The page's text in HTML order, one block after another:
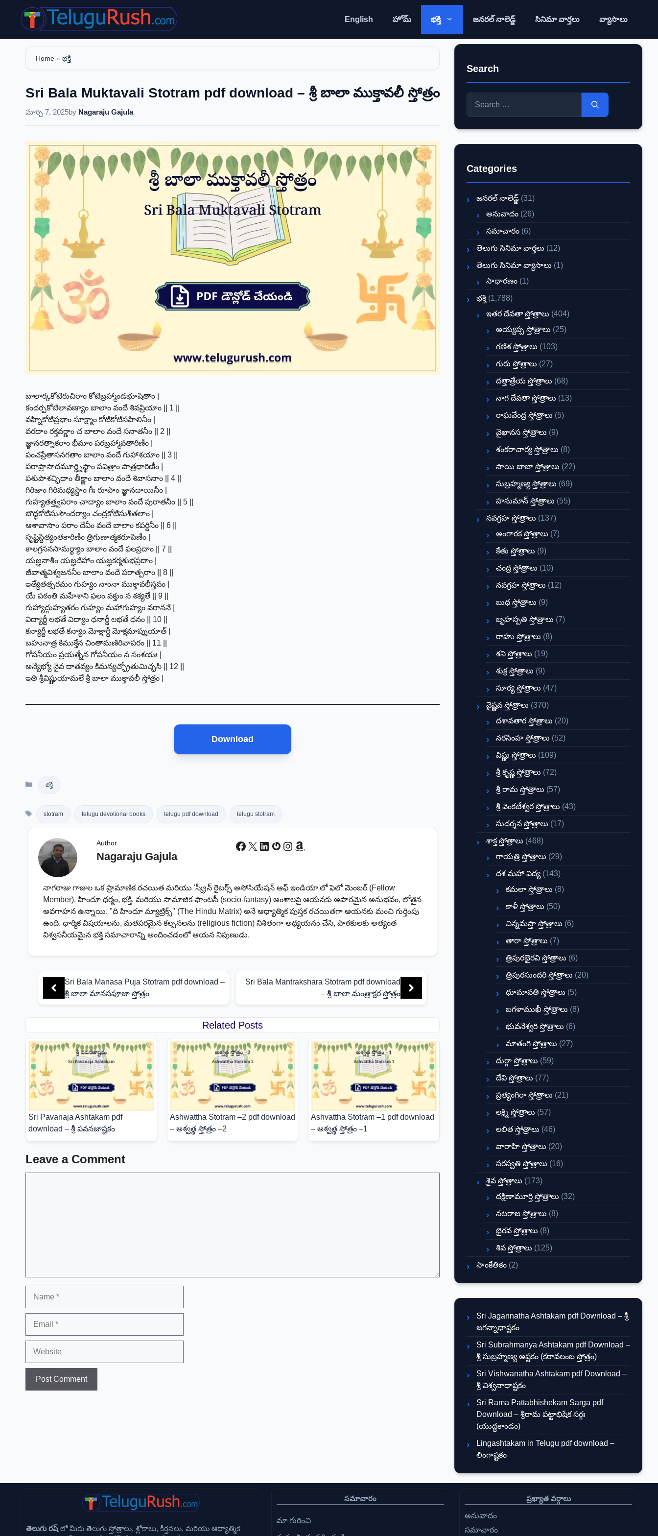
content
English హోమ్ భక్తి జనరల్ నాలెడ్జ్ సినిమా వార్తలు వ్యాసాలు
Home » భక్తి
Sri Bala Muktavali Stotram pdf download – శ్రీ బాలా ముక్తావలీ స్తోత్రం
మార్చి 7, 2025by Nagaraju Gajula
బాలార్కకోటిరుచిరాం కోటిబ్రహ్మాండభూషితాం |
కందర్పకోటిలావణ్యాం బాలాం వందే శివప్రియాం || 1 ||
వహ్నికోటిప్రభాం సూక్ష్మాం కోటికోటిసహేలినీం |
వరదాం రక్తవర్ణాం చ బాలాం వందే సనాతనీం || 2 ||
జ్ఞానరత్నాకరాం భీమాం పరబ్రహ్మావతారిణీం |
పంచప్రేతాసనగతాం బాలాం వందే గుహాశయాం || 3 ||
పరాప్రాసాదమూర్ధ్నిస్థాం పవిత్రాం పాత్రధారిణీం |
పశుపాశచ్ఛిదాం తీక్ష్ణాం బాలాం వందే శివాసనాం || 4 ||
గిరిజాం గిరిమధ్యస్థాం గీః రూపాం జ్ఞానదాయినీం |
గుహ్యతత్త్వపరాం చాద్యాం బాలాం వందే పురాతనీం || 5 ||
బౌద్ధకోటిసుసౌందర్యాం చంద్రకోటిసుశీతలాం |
ఆశావాసాం పరాం దేవీం వందే బాలాం కపర్దినీం || 6 ||
సృష్టిస్థిత్యంతకారిణీం త్రిగుణాత్మకరూపిణీం |
కాలగ్రసనసామర్థ్యాం బాలాం వందే ఫలప్రదాం || 7 ||
యజ్ఞనాశీం యజ్ఞదేహాం యజ్ఞకర్మశుభప్రదాం |
జీవాత్మవిశ్వజననీం బాలాం వందే పరాత్పరాం || 8 ||
ఇత్యేతత్పరమం గుహ్యం నాంనా ముక్తావలీస్తవం |
యే పఠంతి మహేశాని ఫలం వక్తుం న శక్యతే || 9 ||
గుహ్యాద్గుహ్యతరం గుహ్యం మహాగుహ్యం వరాననే |
విద్యార్థీ లభతే విద్యాం ధనార్థీ లభతే ధనం || 10 ||
కన్యార్థీ లభతే కన్యాం మోక్షార్థీ మోక్షమాప్నుయాత్ |
బహునాత్ర కిముక్తేన చింతామణిరివాపరం || 11 ||
గోపనీయం ప్రయత్నేన గోపనీయం న సంశయః |
అన్యేభ్యో నైవ దాతవ్యం కిమన్యచ్ఛ్రోతుమిచ్ఛసి || 12 ||
ఇతి శ్రీవిష్ణుయామలే శ్రీ బాలా ముక్తావలీ స్తోత్రం |
Download
భక్తి
stotram telugu devotional books telugu pdf download telugu stotram
Author
Nagaraju Gajula
Facebook
X LinkedIn
Gravatar
Instagram
Amazon
నాగరాజు గాజుల ఒక ప్రామాణిక రచయిత మరియు 'స్క్రీన్ రైటర్స్ అసోసియేషన్ ఆఫ్ ఇండియా'లో ఫెలో మెంబర్ (Fellow
Member). హిందూ ధర్మం, భక్తి, మరియు సామాజిక-ఫాంటసీ (socio-fantasy) అంశాలపై ఆయనకు అపారమైన అనుభవం, లోతైన
అవగాహన ఉన్నాయి. "ది హిందూ మ్యాట్రిక్స్" (The Hindu Matrix) అనే ఆధ్యాత్మిక పుస్తక రచయితగా ఆయనకు మంచి గుర్తింపు
ఉంది. ధార్మిక విషయాలను, మతపరమైన కల్పనలను (religious fiction) నిశితంగా అధ్యయనం చేసి, పాఠకులకు అత్యంత
విశ్వసనీయమైన భక్తి సమాచారాన్ని అందించడంలో ఆయన నిపుణుడు.
Sri Bala Manasa Puja Stotram pdf download –
శ్రీ బాలా మానసపూజా స్తోత్రం
Sri Bala Mantrakshara Stotram pdf download
– శ్రీ బాలా మంత్రాక్షర స్తోత్రం
Related Posts
Sri Pavanaja Ashtakam pdf
download – శ్రీ పవనజాష్టకం
Ashwattha Stotram –2 pdf download
– అశ్వత్థ స్తోత్రం –2
Ashvattha Stotram –1 pdf download
– అశ్వత్థ స్తోత్రం –1
Leave a Comment
Search
Search
for:
Categories
జనరల్ నాలెడ్జ్ (31)
అనువాదం (26)
సమాచారం (6)
తెలుగు సినిమా వార్తలు (12)
తెలుగు సినిమా వ్యాసాలు (1)
సాధారణం (1)
భక్తి (1,788)
ఇతర దేవతా స్తోత్రాలు (404)
అయ్యప్ప స్తోత్రాలు (25)
గణేశ స్తోత్రాలు (103)
గురు స్తోత్రాలు (27)
దత్తాత్రేయ స్తోత్రాలు (68)
నాగ దేవతా స్తోత్రాలు (13)
రాఘవేంద్ర స్తోత్రాలు (5)
వైఖానస స్తోత్రాలు (9)
శంకరాచార్య స్తోత్రాలు (8)
సాయి బాబా స్తోత్రాలు (22)
సుబ్రహ్మణ్య స్తోత్రాలు (69)
హనుమాన్ స్తోత్రాలు (55)
నవగ్రహ స్తోత్రాలు (137)
అంగారక స్తోత్రాలు (7)
కేతు స్తోత్రాలు (9)
చంద్ర స్తోత్రాలు (10)
నవగ్రహ స్తోత్రాలు (12)
బుధ స్తోత్రాలు (9)
బృహస్పతి స్తోత్రాలు (7)
రాహు స్తోత్రాలు (8)
శని స్తోత్రాలు (19)
శుక్ర స్తోత్రాలు (9)
సూర్య స్తోత్రాలు (47)
వైష్ణవ స్తోత్రాలు (370)
దశావతార స్తోత్రాలు (20)
నరసింహ స్తోత్రాలు (52)
విష్ణు స్తోత్రాలు (109)
శ్రీ కృష్ణ స్తోత్రాలు (72)
శ్రీ రామ స్తోత్రాలు (57)
శ్రీ వెంకటేశ్వర స్తోత్రాలు (43)
సుదర్శన స్తోత్రాలు (17)
శాక్త స్తోత్రాలు (468)
గాయత్రి స్తోత్రాలు (29)
దశ మహా విద్య (143)
కమలా స్తోత్రాలు (8)
కాళీ స్తోత్రాలు (50)
చిన్నమస్తా స్తోత్రాలు (6)
తారా స్తోత్రాలు (7)
త్రిపురభైరవి స్తోత్రాలు (6)
త్రిపురసుందరి స్తోత్రాలు (20)
ధూమావతి స్తోత్రాలు (5)
బగళాముఖీ స్తోత్రాలు (8)
భువనేశ్వరి స్తోత్రాలు (6)
మాతంగి స్తోత్రాలు (27)
దుర్గా స్తోత్రాలు (59)
దేవి స్తోత్రాలు (77)
ప్రత్యంగిరా స్తోత్రాలు (21)
లక్ష్మి స్తోత్రాలు (57)
లలిత స్తోత్రాలు (46)
వారాహి స్తోత్రాలు (20)
సరస్వతి స్తోత్రాలు (16)
శైవ స్తోత్రాలు (173)
దక్షిణామూర్తి స్తోత్రాలు (32)
నటరాజ స్తోత్రాలు (8)
భైరవ స్తోత్రాలు (8)
శివ స్తోత్రాలు (125)
సాంకేతికం (2)
Sri Jagannatha Ashtakam pdf Download – శ్రీ
జగన్నాథాష్టకం
Sri Subrahmanya Ashtakam pdf Download –
శ్రీ సుబ్రహ్మణ్య అష్టకం (కరావలంబ స్తోత్రం)
Sri Vishwanatha Ashtakam pdf Download –
శ్రీ విశ్వనాథాష్టకం
Sri Rama Pattabhishekam Sarga pdf
Download – శ్రీరామ పట్టాభిషేక సర్గః
(యుద్ధకాండం)
Lingashtakam in Telugu pdf download –
లింగాష్టకం
తెలుగు రష్ లో మీరు తెలుగు స్తోత్రాలు, శ్లోకాలు, కీర్తనలు, మరియు ఆధ్యాత్మిక
సమాచారం
మా గురించి
ప్రఖ్యాత వర్గాలు
అనువాదం
సమాచారం